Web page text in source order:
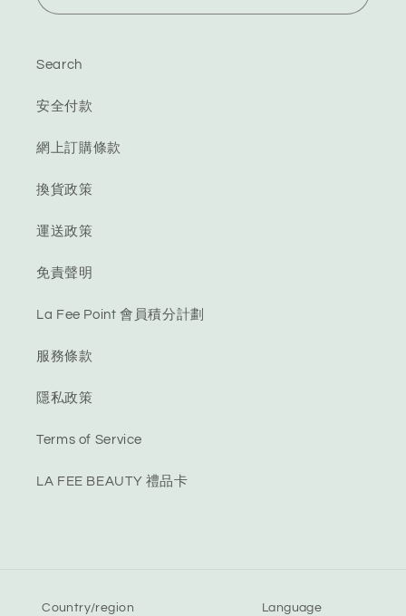
Search
安全付款
網上訂購條款
換貨政策
運送政策
免責聲明
La Fee Point 會員積分計劃
服務條款
隱私政策
Terms of Service
LA FEE BEAUTY 禮品卡
Country/region Language